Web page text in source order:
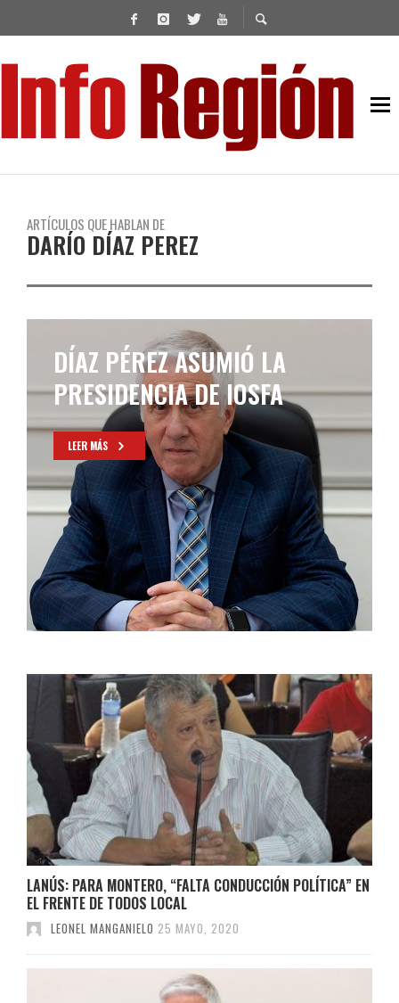
ARTÍCULOS QUE HABLAN DE
DARÍO DÍAZ PEREZ
EL PJ DE LANÚS PIDIÓ
INVESTIGAR UN POSIBLE
FRAUDE
LEER MÁS
LANÚS: PARA MONTERO, “FALTA CONDUCCIÓN POLÍTICA” EN
EL FRENTE DE TODOS LOCAL
LEONEL MANGANIELO 25 MAYO, 2020